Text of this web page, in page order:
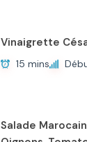
Vinaigrette
15 mins
Salade